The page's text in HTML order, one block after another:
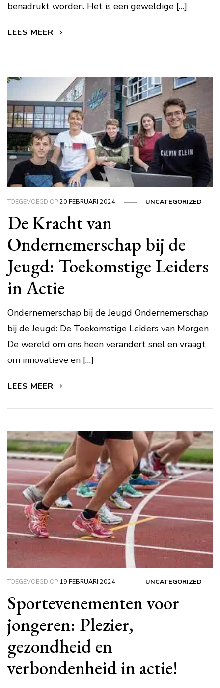
benadrukt worden. Het is een geweldige […]
LEES MEER
TOEGEVOEGD OP20 FEBRUARI 2024 UNCATEGORIZED
De Kracht van
Ondernemerschap bij de
Jeugd: Toekomstige Leiders
in Actie
Ondernemerschap bij de Jeugd Ondernemerschap
bij de Jeugd: De Toekomstige Leiders van Morgen
De wereld om ons heen verandert snel en vraagt
om innovatieve en […]
LEES MEER
TOEGEVOEGD OP 19 FEBRUARI 2024 UNCATEGORIZED
Sportevenementen voor
jongeren: Plezier,
gezondheid en
verbondenheid in actie!